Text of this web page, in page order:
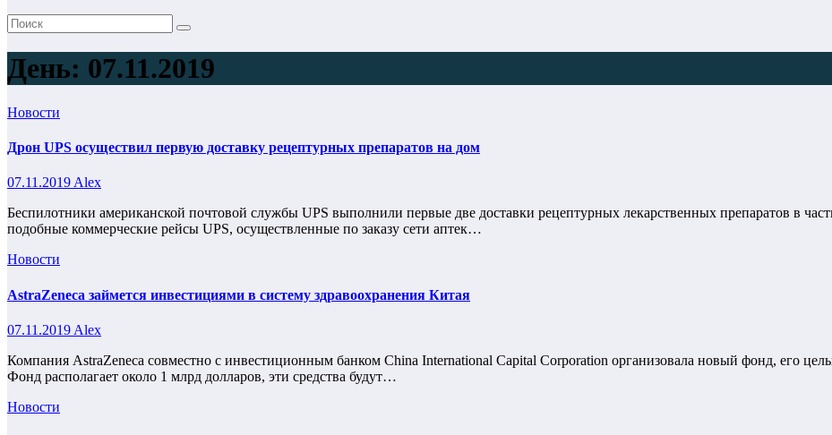
День: 07.11.2019
Новости
Дрон UPS осуществил первую доставку рецептурных препаратов на дом
07.11.2019Alex
Беспилотники американской почтовой службы UPS выполнили первые две доставки рецептурных лекарственных препаратов в
подобные коммерческие рейсы UPS, осуществленные по заказу сети аптек…
Новости
AstraZeneca займется инвестициями в систему здравоохранения Китая
07.11.2019 Alex
Компания AstraZeneca совместно с инвестиционным банком China International Capital Corporation организовала новый фонд, его
Фонд располагает около 1 млрд долларов, эти средства будут…
Новости